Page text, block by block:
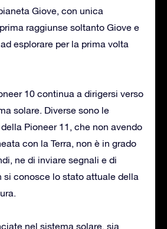
Giove, con unica
raggiunse soltanto Giove e
esplorare per la prima volta
10 continua a dirigersi verso
solare. Diverse sono le
Pioneer 11, che non avendo
con la Terra, non è in grado
ne di inviare segnali e di
si conosce lo stato attuale della
nel sistema solare, sia